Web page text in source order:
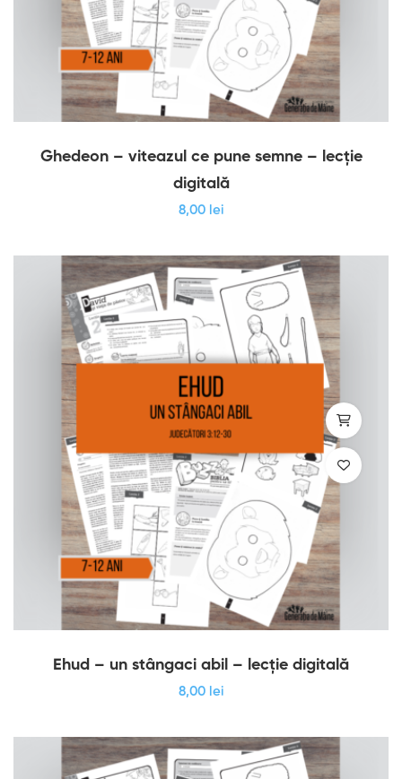
Ghedeon – viteazul ce pune semne – lecție
digitală
8,00 lei
Ehud – un stângaci abil – lecție digitală
8,00 lei